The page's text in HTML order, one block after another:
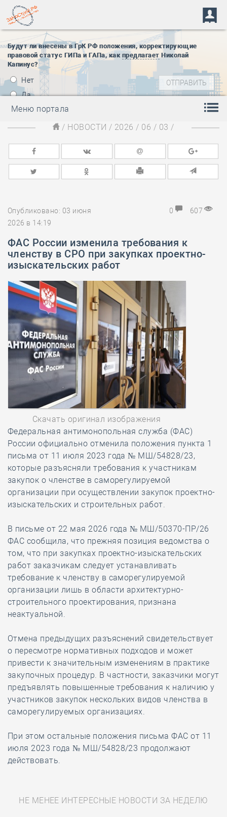
Будут ли внесены в ГрК РФ положения, корректирующие
правовой статус ГИПа и ГАПа, как предлагает Николай
Капинус?
Нет
Да
Меню портала
/ НОВОСТИ / 2026 / 06 / 03 /
Опубликовано: 03 июня
2026 в 14:19
0 607
ФАС России изменила требования к
членству в СРО при закупках проектно-
изыскательских работ
Скачать оригинал изображения
Федеральная антимонопольная служба (ФАС)
России официально отменила положения пункта 1
письма от 11 июля 2023 года № МШ/54828/23,
которые разъясняли требования к участникам
закупок о членстве в саморегулируемой
организации при осуществлении закупок проектно-
изыскательских и строительных работ.
В письме от 22 мая 2026 года № МШ/50370-ПР/26
ФАС сообщила, что прежняя позиция ведомства о
том, что при закупках проектно-изыскательских
работ заказчикам следует устанавливать
требование к членству в саморегулируемой
организации лишь в области архитектурно-
строительного проектирования, признана
неактуальной.
Отмена предыдущих разъяснений свидетельствует
о пересмотре нормативных подходов и может
привести к значительным изменениям в практике
закупочных процедур. В частности, заказчики могут
предъявлять повышенные требования к наличию у
участников закупок нескольких видов членства в
саморегулируемых организациях.
При этом остальные положения письма ФАС от 11
июля 2023 года № МШ/54828/23 продолжают
действовать.
НЕ МЕНЕЕ ИНТЕРЕСНЫЕ НОВОСТИ ЗА НЕДЕЛЮ